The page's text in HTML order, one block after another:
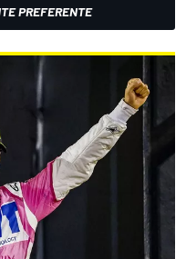
PREFERENTE